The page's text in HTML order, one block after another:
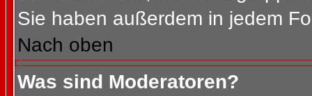
Sie haben außerdem in jedem
Nach oben
Was sind Moderatoren?